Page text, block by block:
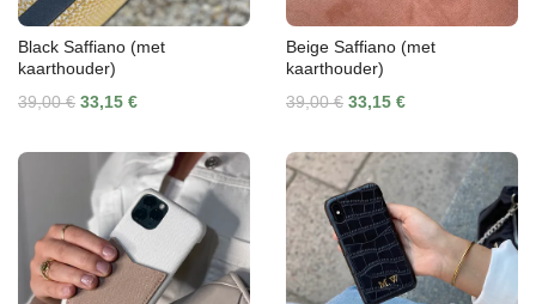
Black Saffiano (met
kaarthouder)
39,00 € 33,15 €
Beige Saffiano (met
kaarthouder)
39,00 € 33,15 €